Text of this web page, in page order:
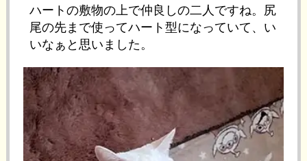
ハートの敷物の上で仲良しの二人ですね。尻
尾の先まで使ってハート型になっていて、い
いなぁと思いました。